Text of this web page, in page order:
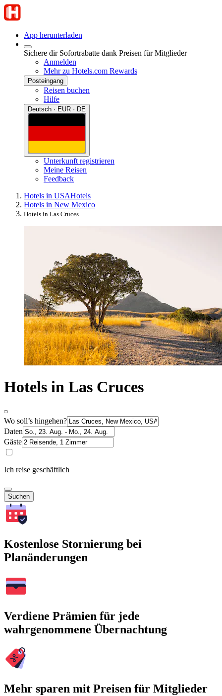
App herunterladen
Sichere dir Sofortrabatte dank Preisen für Mitglieder
Anmelden
Mehr zu Hotels.com Rewards
Posteingang
Reisen buchen
Hilfe
Deutsch · EUR · DE
Unterkunft registrieren
Meine Reisen
Feedback
Hotels in USAHotels
Hotels in New Mexico
Hotels in Las Cruces
Hotels in Las Cruces
Wo soll’s hingehen?
Daten
Gäste
Ich reise geschäftlich
Suchen
Kostenlose Stornierung bei
Planänderungen
Verdiene Prämien für jede
wahrgenommene Übernachtung
Mehr sparen mit Preisen für Mitglieder